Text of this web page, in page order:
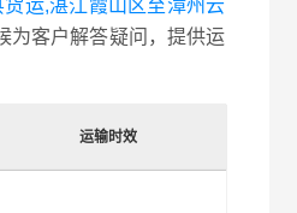
运,湛江霞山区至漳州云
为客户解答疑问，提供运
运输时效